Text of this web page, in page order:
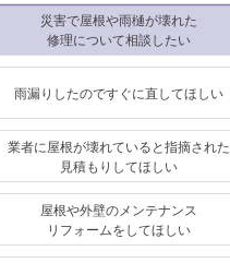
災害で屋根や雨樋が壊れた
修理について相談したい
雨漏りしたのですぐに直してほしい
業者に屋根が壊れていると指摘された
見積もりしてほしい
屋根や外壁のメンテナンス
リフォームをしてほしい